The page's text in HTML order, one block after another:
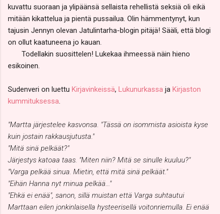
kuvattu suoraan ja ylipäänsä sellaista rehellistä seksiä oli eikä
mitään kikattelua ja pientä pussailua. Olin hämmentynyt, kun
tajusin Jennyn olevan Jatulintarha-blogin pitäjä! Sääli, että blogi
on ollut kaatuneena jo kauan.
Todellakin suosittelen! Lukekaa ihmeessä näin hieno
esikoinen.
Sudenveri on luettu Kirjavinkeissä, Lukunurkassa ja Kirjaston
kummituksessa
"Martta järjestelee kasvonsa. "Tässä on isommista asioista kyse
kuin jostain rakkausjutusta."
"Mitä sinä pelkäät?"
Järjestys katoaa taas. "Miten niin? Mitä se sinulle kuuluu?"
"Varga pelkää sinua. Mietin, että mitä sinä pelkäät."
"Eihän Hanna nyt minua pelkää..."
"Ehkä ei enää", sanon, sillä muistan että Varga suhtautui
Marttaan eilen jonkinlaisella hysteerisellä voitonriemulla. Ei enää